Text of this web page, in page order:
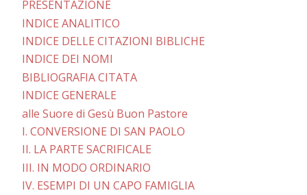
PRESENTAZIONE
INDICE ANALITICO
INDICE DELLE CITAZIONI BIBLICHE
INDICE DEI NOMI
BIBLIOGRAFIA CITATA
INDICE GENERALE
alle Suore di Gesù Buon Pastore
I. CONVERSIONE DI SAN PAOLO
II. LA PARTE SACRIFICALE
III. IN MODO ORDINARIO
IV. ESEMPI DI UN CAPO FAMIGLIA